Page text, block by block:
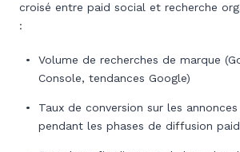
croisé entre paid social et recherche
:
Volume de recherches de marque
Console, tendances Google)
Taux de conversion sur les
pendant les phases de diffusion